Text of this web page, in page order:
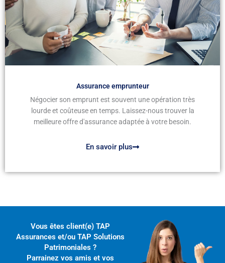
Assurance emprunteur
Négocier son emprunt est souvent une opération très
lourde et coûteuse en temps. Laissez-nous trouver la
meilleure offre d'assurance adaptée à votre besoin.
En savoir plus
Vous êtes client(e) TAP
Assurances et/ou TAP Solutions
Patrimoniales ?
Parrainez vos amis et vos